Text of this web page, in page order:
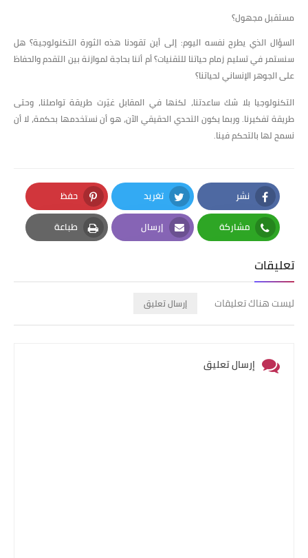
مستقبل مجهول؟
السؤال الذي يطرح نفسه اليوم: إلى أين تقودنا هذه الثورة التكنولوجية؟ هل
سنستمر في تسليم زمام حياتنا للتقنيات؟ أم أننا بحاجة لموازنة بين التقدم والحفاظ
على الجوهر الإنساني لحياتنا؟
التكنولوجيا بلا شك ساعدتنا، لكنها في المقابل غيّرت طريقة تواصلنا، وحتى
طريقة تفكيرنا. وربما يكون التحدي الحقيقي الآن، هو أن نستخدمها بحكمة، لا أن
نسمح لها بالتحكم فينا.
نشر
Facebook
تغريد
Twitter
حفظ
Pinterest
مشاركة
Whatsapp
إرسال
Email
طباعة
Print
تعليقات
ليست هناك تعليقات إرسال تعليق
إرسال تعليق